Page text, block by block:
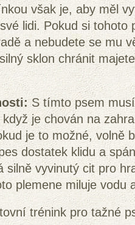
však je, aby měl
lidi. Pokud si
a nebudete se mu
sklon chránit
S tímto psem
je chován na
je to možné, volně
dostatek klidu a
silně vyvinutý cit pro
plemene miluje vodu
trénink pro tažné